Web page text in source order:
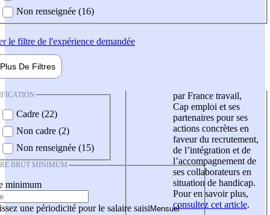
Non renseignée (16)
le filtre de l'expérience demandée
Plus De Filtres
Cadre (22)
Non cadre (2)
Non renseignée (15)
BRUT MINIMUM
minimum
une périodicité pour le salaire saisi
par France travail,
Cap emploi et ses
partenaires pour ses
actions concrètes en
faveur du recrutement,
de l’intégration et de
l’accompagnement de
ses collaborateurs en
situation de handicap.
Pour en savoir plus,
consultez cet article.